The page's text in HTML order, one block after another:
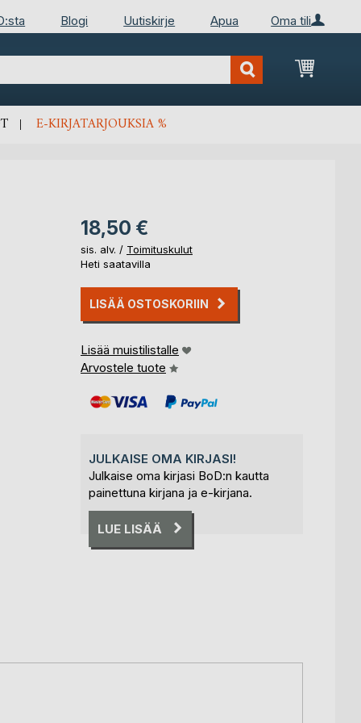
Oma tili
Blogi Uutiskirje Apua
E-KIRJATARJOUKSIA %
18,50 €
sis. alv. / Toimituskulut
Heti saatavilla
LISÄÄ OSTOSKORIIN
Lisää muistilistalle
Arvostele tuote
JULKAISE OMA KIRJASI!
Julkaise oma kirjasi BoD:n kautta
painettuna kirjana ja e-kirjana.
LUE LISÄÄ